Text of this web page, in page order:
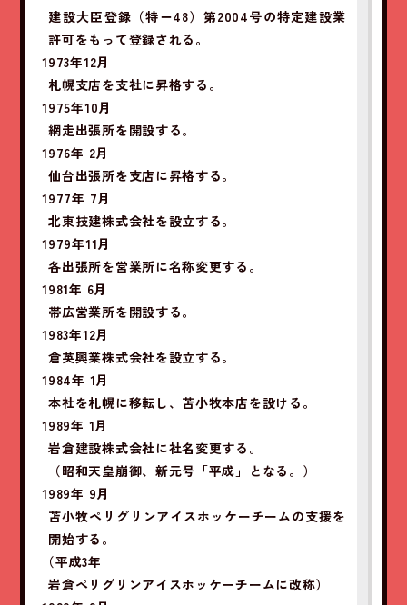
建設大臣登録（特－48）第2004号の特定建設業
許可をもって登録される。
1973年12月
札幌支店を支社に昇格する。
1975年10月
網走出張所を開設する。
1976年 2月
仙台出張所を支店に昇格する。
1977年 7月
北東技建株式会社を設立する。
1979年11月
各出張所を営業所に名称変更する。
1981年 6月
帯広営業所を開設する。
1983年12月
倉英興業株式会社を設立する。
1984年 1月
本社を札幌に移転し、苫小牧本店を設ける。
1989年 1月
岩倉建設株式会社に社名変更する。
（昭和天皇崩御、新元号「平成」となる。）
1989年 9月
苫小牧ペリグリンアイスホッケーチームの支援を
開始する。
（平成3年
岩倉ペリグリンアイスホッケーチームに改称）